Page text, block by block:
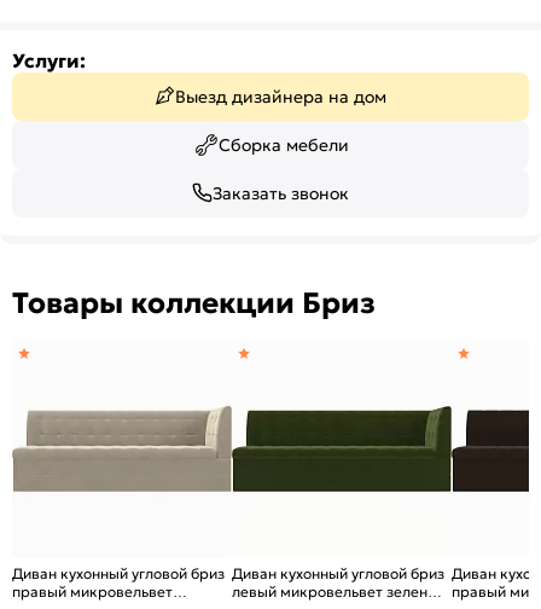
Услуги:
Выезд дизайнера на дом
Сборка мебели
Заказать звонок
Товары коллекции Бриз
Диван кухонный угловой бриз
правый микровельвет
Диван кухонный угловой бриз
левый микровельвет зеленый
Диван
правый